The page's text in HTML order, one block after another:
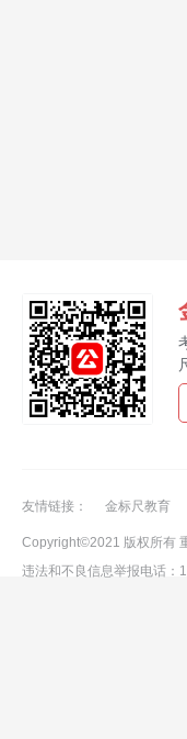
友情链接： 金标尺教育
Copyright©2021 版权所有
违法和不良信息举报电话：